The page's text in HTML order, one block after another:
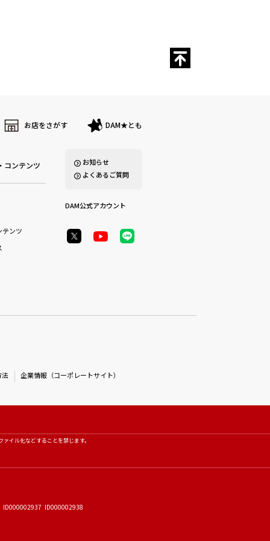
お店をさがす DAM★とも
コンテンツ
テンツ
お知らせ
よくあるご質問
DAM公式アカウント
法 企業情報（コーポレートサイト）
イル化などすることを禁じます。
ID000002938